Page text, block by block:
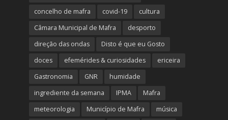
concelho de mafra
covid-19
cultura
Câmara Municipal de Mafra
desporto
direção das ondas
Disto é que eu Gosto
doces
efemérides & curiosidades
ericeira
Gastronomia
GNR
humidade
ingrediente da semana
IPMA
Mafra
meteorologia
Município de Mafra
música